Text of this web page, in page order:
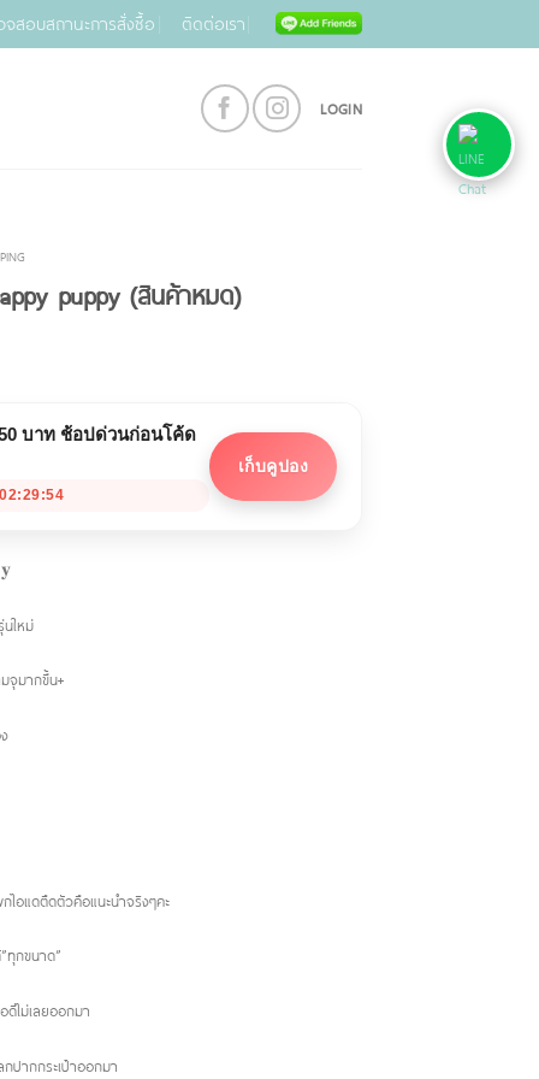
จสอบสถานะการสั่งซื้อ ติดต่อเรา
LOGIN
puppy (สินค้าหมด)
บาท ช้อปด่วนก่อนโค้ด
02:29:53
เก็บคูปอง
ใหม่
จุมากขึ้น+
อแดตืดตัวคือแนะนำจริงๆคะ
ทุกขนาด”
ไม่เลยออกมา
ปากกระเป๋าออกมา